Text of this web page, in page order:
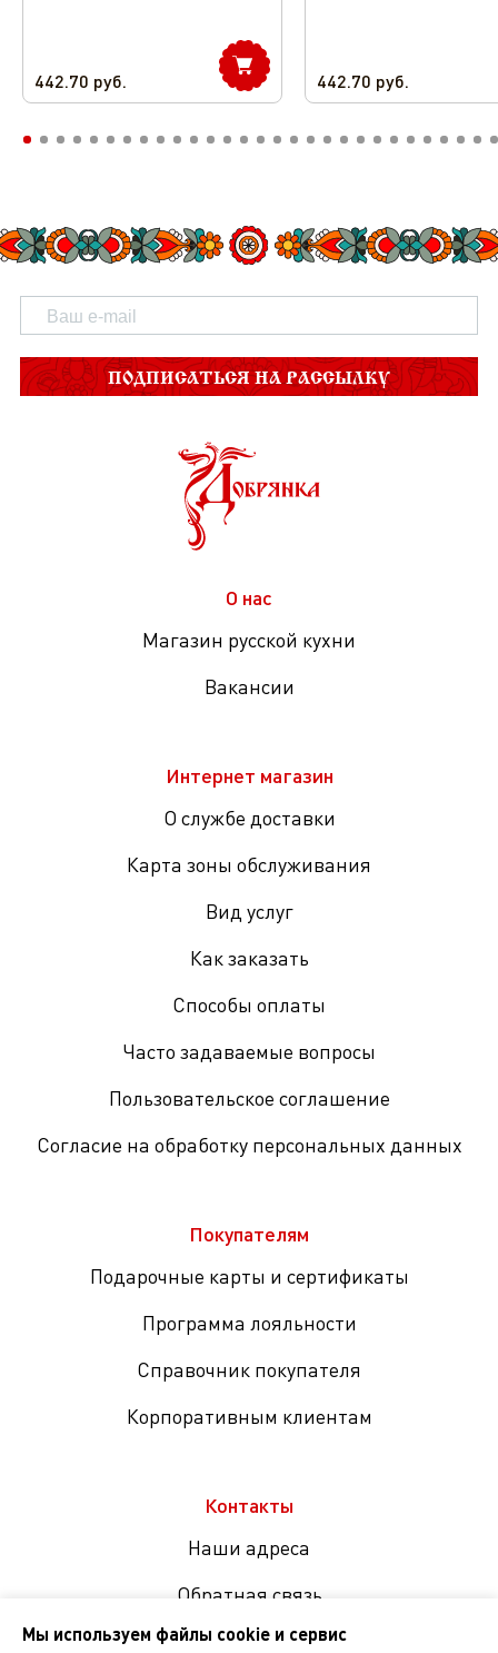
442.70 руб. 442.70 руб.
ПОДПИСАТЬСЯ НА РАССЫЛКУ
О нас
Магазин русской кухни
Вакансии
Интернет магазин
О службе доставки
Карта зоны обслуживания
Вид услуг
Как заказать
Способы оплаты
Часто задаваемые вопросы
Пользовательское соглашение
Согласие на обработку персональных данных
Покупателям
Подарочные карты и сертификаты
Программа лояльности
Справочник покупателя
Корпоративным клиентам
Контакты
Наши адреса
Обратная связь
Мы используем файлы cookie и сервис